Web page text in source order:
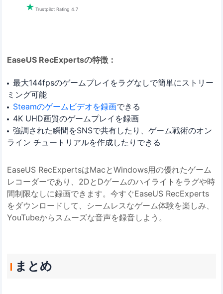
 Trustpilot Rating 4.7
EaseUS RecExpertsの特徴：
最大144fpsのゲームプレイをラグなしで簡単にストリー
ミング可能
Steamのゲームビデオを録画できる
4K UHD画質のゲームプレイを録画
強調された瞬間をSNSで共有したり、ゲーム戦術のオン
ライン チュートリアルを作成したりできる
EaseUS RecExpertsはMacとWindows用の優れたゲーム
レコーダーであり、2DとDゲームのハイライトをラグや時
間制限なしに録画できます。今すぐEaseUS RecExperts
をダウンロードして、シームレスなゲーム体験を楽しみ、
YouTubeからスムーズな音声を録音しよう。
まとめ